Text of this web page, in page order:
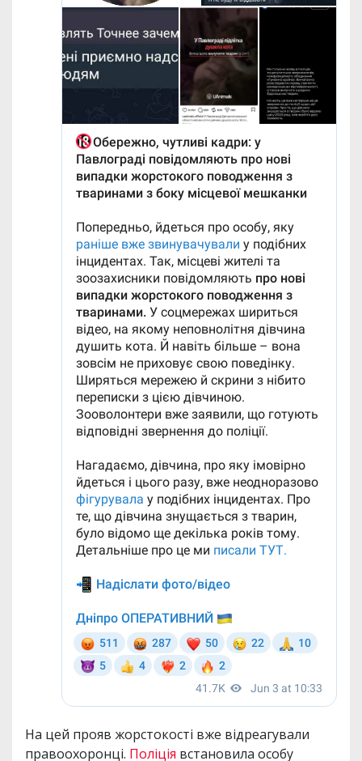
На цей прояв жорстокості вже відреагували
правоохоронці. Поліція встановила особу